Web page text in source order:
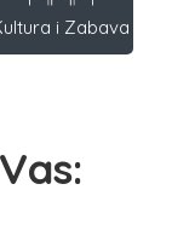
i Zabava